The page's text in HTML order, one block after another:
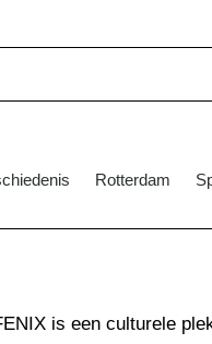
Rotterdam
is een culturele